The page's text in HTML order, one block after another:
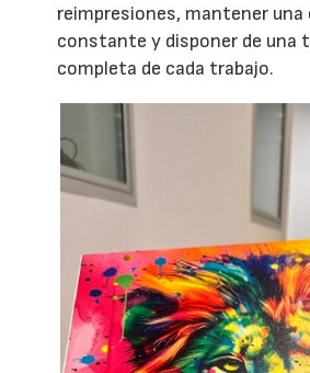
reimpresiones, mantener una
constante y disponer de una
completa de cada trabajo.